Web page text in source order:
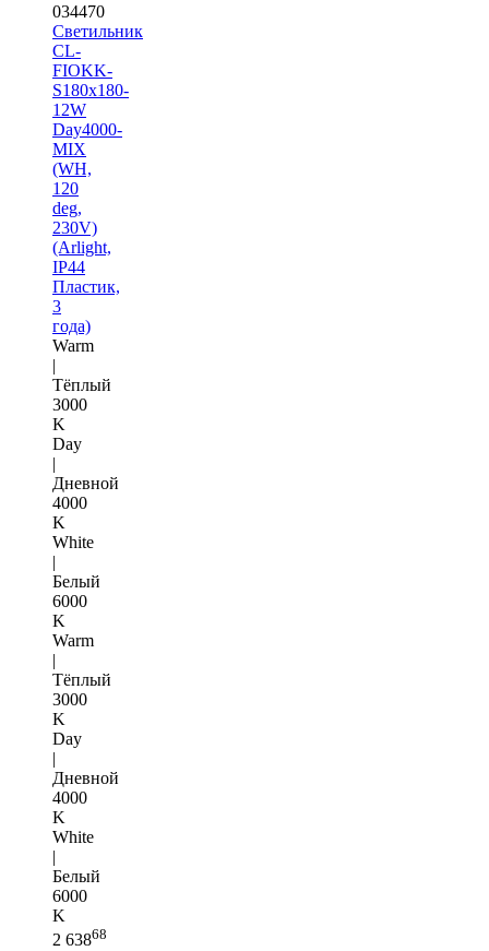
034470
Светильник
CL-
FIOKK-
S180x180-
12W
Day4000-
MIX
(WH,
120
deg,
230V)
(Arlight,
IP44
Пластик,
3
года)
Warm
|
Тёплый
3000
K
Day
|
Дневной
4000
K
White
|
Белый
6000
K
Warm
|
Тёплый
3000
K
Day
|
Дневной
4000
K
White
|
Белый
6000
K
2 63868